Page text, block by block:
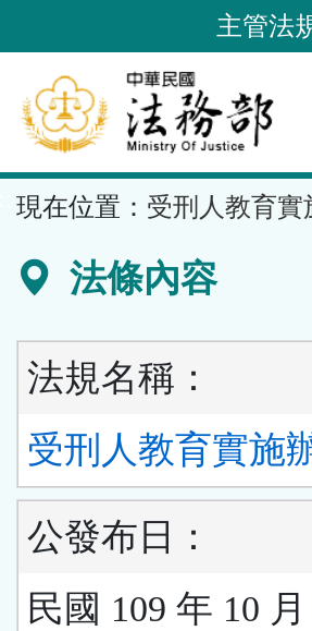
到
要
內
容
區
主管法
現在位置： 受刑人教育實
法條內容
法規名稱：
受刑人教育實施
公發布日：
民國 109 年 10 月